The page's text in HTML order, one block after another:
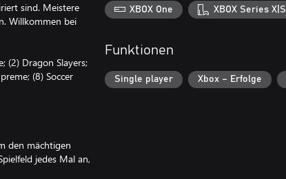
sind. Meistere
Willkommen bei
(2) Dragon Slayers;
(8) Soccer
den mächtigen
jedes Mal an,
XBOX One XBOX Series X|S
Funktionen
Single player Xbox – Erfolge